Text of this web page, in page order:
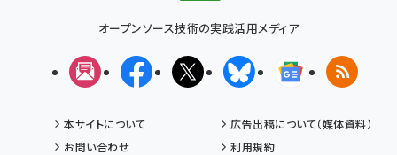
オープンソース技術の実践活用メディア
メルマガFacebookX(エックス)BlueskyGoogleニュ
RSS
本サイトについて
広告出稿について（媒体資料）
お問い合わせ
利用規約